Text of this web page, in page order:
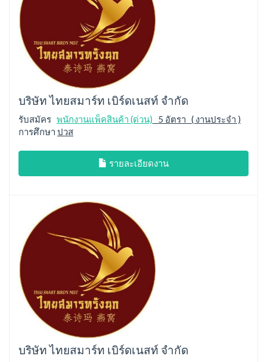
บริษัท ไทยสมาร์ท เบิร์ดเนสท์ จำกัด
รับสมัคร พนักงานแพ็คสินค้า (ด่วน) 5 อัตรา ( งานประจำ )
การศึกษา ปวส
รายละเอียดงาน
บริษัท ไทยสมาร์ท เบิร์ดเนสท์ จำกัด